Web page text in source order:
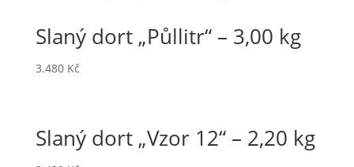
Slaný dort „Půllitr“ – 3,00 kg
3.480 Kč
Slaný dort „Vzor 12“ – 2,20 kg